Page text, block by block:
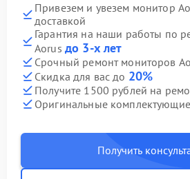
Привезем и увезем монитор
доставкой
Гарантия на наши работы по
Aorus до 3-х лет
Срочный ремонт мониторов
Скидка для вас до 20%
Получите 1500 рублей на
Оригинальные
Получить